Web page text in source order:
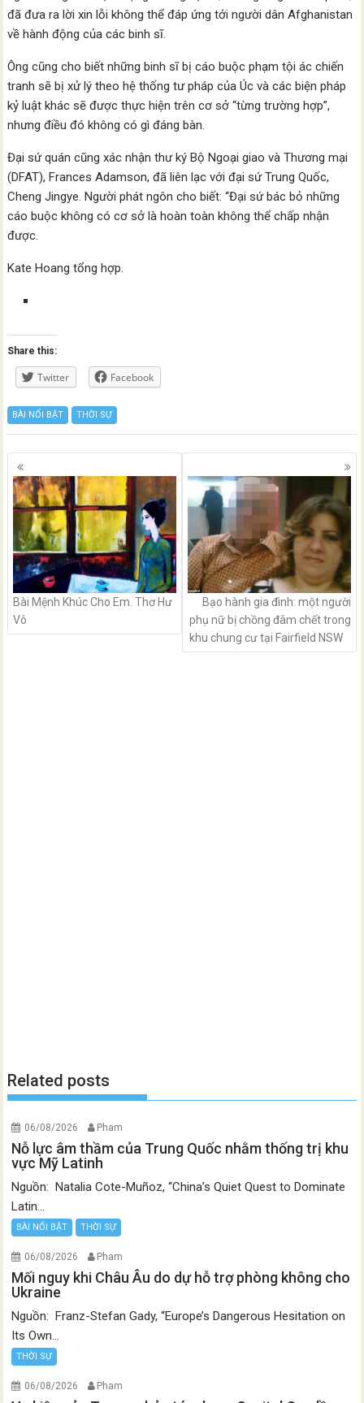
đã đưa ra lời xin lỗi không thể đáp ứng tới người dân Afghanistan
về hành động của các binh sĩ.
Ông cũng cho biết những binh sĩ bị cáo buộc phạm tội ác chiến
tranh sẽ bị xử lý theo hệ thống tư pháp của Úc và các biện pháp
kỷ luật khác sẽ được thực hiện trên cơ sở “từng trường hợp”,
nhưng điều đó không có gì đáng bàn.
Đại sứ quán cũng xác nhận thư ký Bộ Ngoại giao và Thương mại
(DFAT), Frances Adamson, đã liên lạc với đại sứ Trung Quốc,
Cheng Jingye. Người phát ngôn cho biết: “Đại sứ bác bỏ những
cáo buộc không có cơ sở là hoàn toàn không thể chấp nhận
được.
Kate Hoang tổng hợp.
Share this:
Twitter Facebook
BÀI NỔI BẬT THỜI SỰ
Posts
navigation
Bài Mệnh Khúc Cho Em. Thơ Hư
Vô
Bạo hành gia đình: một người
phụ nữ bị chồng đâm chết trong
khu chung cư tại Fairfield NSW
Related posts
06/08/2026 Pham
Nỗ lực âm thầm của Trung Quốc nhằm thống trị khu
vực Mỹ Latinh
Nguồn: Natalia Cote-Muñoz, “China’s Quiet Quest to Dominate
Latin...
BÀI NỔI BẬT THỜI SỰ
06/08/2026 Pham
Mối nguy khi Châu Âu do dự hỗ trợ phòng không cho
Ukraine
Nguồn: Franz-Stefan Gady, “Europe’s Dangerous Hesitation on
Its Own...
THỜI SỰ
06/08/2026 Pham